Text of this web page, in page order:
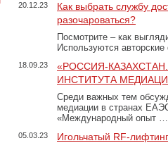
20.12.23
Как выбрать службу
разочароваться?
Посмотрите – как
Используются
18.09.23
«РОССИЯ-
ИНСТИТУТА
Среди важных тем
медиации в странах
«Международный опыт …
05.03.23 Игольчатый RF-